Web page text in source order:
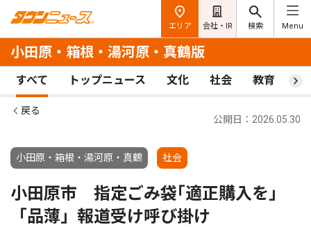
エリア 会社・IR 検索 Menu
小田原・箱根・湯河原・真鶴版
すべて トップニュース 文化 社会 教育 ス
戻る
小田原・箱根・湯河原・真鶴 社会
公開日：2026.05.30
小田原市 指定ごみ袋｢適正購入を｣
「品薄」報道受け呼び掛け